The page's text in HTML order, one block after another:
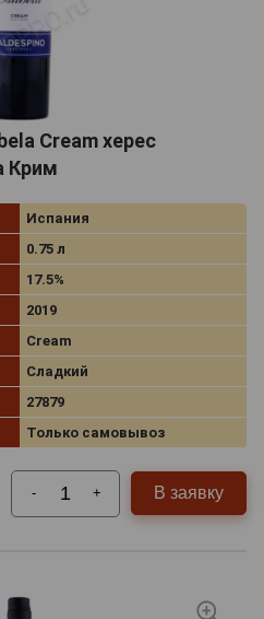
Cream херес
Крим
Испания
0.75 л
17.5%
2019
Cream
Сладкий
27879
Только самовывоз
- + В заявку